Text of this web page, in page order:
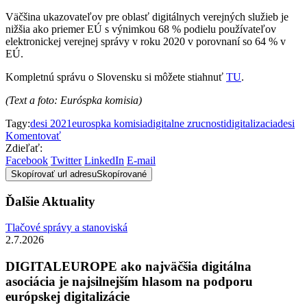
Väčšina ukazovateľov pre oblasť digitálnych verejných služieb je
nižšia ako priemer EÚ s výnimkou 68 % podielu používateľov
elektronickej verejnej správy v roku 2020 v porovnaní so 64 % v
EÚ.
Kompletnú správu o Slovensku si môžete stiahnuť TU.
(Text a foto: Euróspka komisia)
Tagy:desi 2021eurospka komisiadigitalne zrucnostidigitalizaciadesi
Komentovať
Zdieľať:
Facebook Twitter LinkedIn E-mail
Skopírovať url adresuSkopírované
Ďalšie Aktuality
Tlačové správy a stanoviská
2.7.2026
DIGITALEUROPE ako najväčšia digitálna
asociácia je najsilnejším hlasom na podporu
európskej digitalizácie